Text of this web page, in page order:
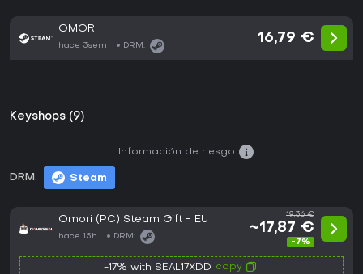
OMORI
hace 3sem DRM:
16,79 €
Keyshops (9)
DRM: Steam
Información de riesgo:
Omori (PC) Steam Gift - EU
hace 15h DRM:
19,36 €
~17,87 €
-7%
-17% with SEAL17XDD copy